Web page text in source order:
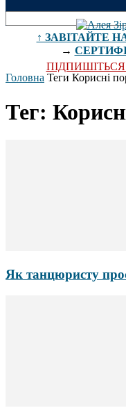
↑ ЗАВІТАЙТЕ
→
Головна Теги Корисні
Тег:
Як танцюристу